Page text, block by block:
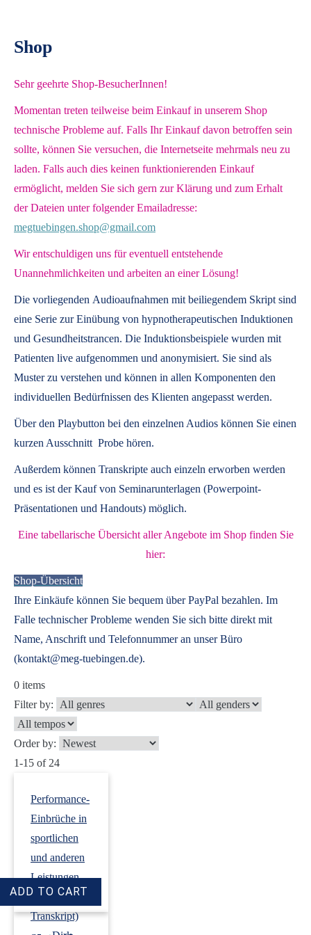
Shop
Sehr geehrte Shop-BesucherInnen!
Momentan treten teilweise beim Einkauf in unserem Shop
technische Probleme auf. Falls Ihr Einkauf davon betroffen sein
sollte, können Sie versuchen, die Internetseite mehrmals neu zu
laden. Falls auch dies keinen funktionierenden Einkauf
ermöglicht, melden Sie sich gern zur Klärung und zum Erhalt
der Dateien unter folgender Emailadresse:
megtuebingen.shop@gmail.com
Wir entschuldigen uns für eventuell entstehende
Unannehmlichkeiten und arbeiten an einer Lösung!
Die vorliegenden Audioaufnahmen mit beiliegendem Skript sind
eine Serie zur Einübung von hypnotherapeutischen Induktionen
und Gesundheitstrancen. Die Induktionsbeispiele wurden mit
Patienten live aufgenommen und anonymisiert. Sie sind als
Muster zu verstehen und können in allen Komponenten den
individuellen Bedürfnissen des Klienten angepasst werden.
Über den Playbutton bei den einzelnen Audios können Sie einen
kurzen Ausschnitt Probe hören.
Außerdem können Transkripte auch einzeln erworben werden
und es ist der Kauf von Seminarunterlagen (Powerpoint-
Präsentationen und Handouts) möglich.
Eine tabellarische Übersicht aller Angebote im Shop finden Sie
hier:
Shop-Übersicht
Ihre Einkäufe können Sie bequem über PayPal bezahlen. Im
Falle technischer Probleme wenden Sie sich bitte direkt mit
Name, Anschrift und Telefonnummer an unser Büro
(kontakt@meg-tuebingen.de).
0 items
Filter by:
Order by:
1-15 of 24
Performance-
Einbrüche in
sportlichen
und anderen
Leistungen
(Audio +
Transkript)